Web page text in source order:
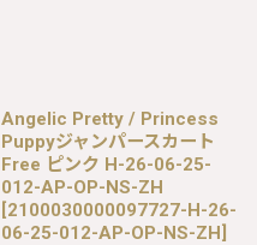
Angelic Pretty / Princess
Puppyジャンパースカート
Free ピンク H-26-06-25-
012-AP-OP-NS-ZH
[2100030000097727-H-26-
06-25-012-AP-OP-NS-ZH]